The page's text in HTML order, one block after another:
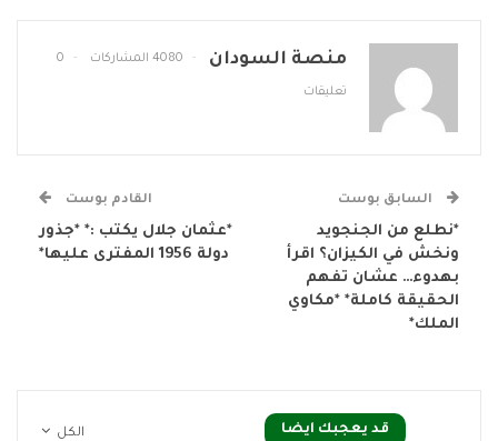
منصة السودان 4080 المشاركات 0
تعليقات
السابق بوست
*نطلع من الجنجويد
ونخش في الكيزان؟ اقرأ
بهدوء… عشان تفهم
الحقيقة كاملة* *مكاوي
الملك*
القادم بوست
*عثمان جلال يكتب :* *جذور
دولة 1956 المفترى عليها*
الكل قد يعجبك ايضا